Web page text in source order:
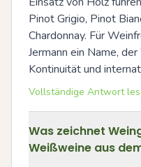
Pinot Grigio, Pinot
Chardonnay. Für
Jermann ein Name,
Kontinuität und
Vollständige Antwort
Was zeichnet
Weißweine aus